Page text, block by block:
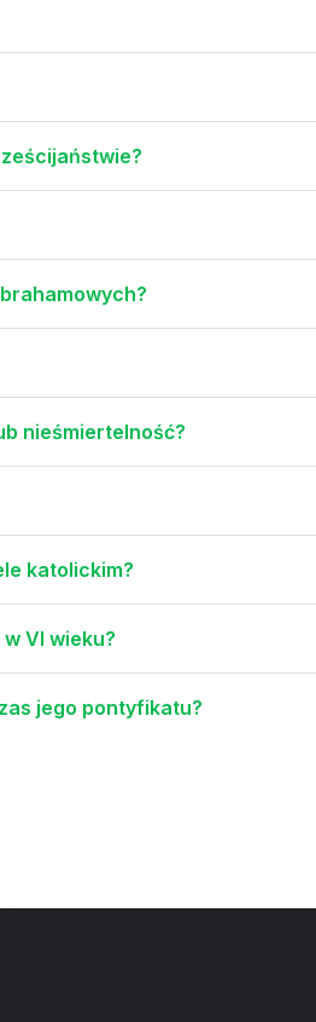
nieśmiertelność?
katolickim?
VI wieku?
jego pontyfikatu?